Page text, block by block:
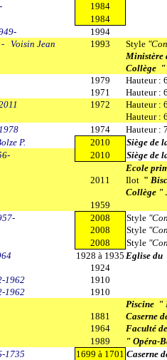
1984
1984
1994
Voisin Jean 1993 Style
Ministère
Collège "
1979
Hauteur :
1971
Hauteur :
1972
Hauteur :
Hauteur :
1974
Hauteur :
P. 2010
Siège de
2010
Siège de
Ecole
2011 Ilot "
Collège "
1959
2008 Style
2008 Style
2008 Style
1928 à 1935 Eglise
1924
1962
1910
1962
1910
Piscine "
1881
Caserne
1964
Faculté
1989
" Opéra-
1735 1699 à 1701 Caserne